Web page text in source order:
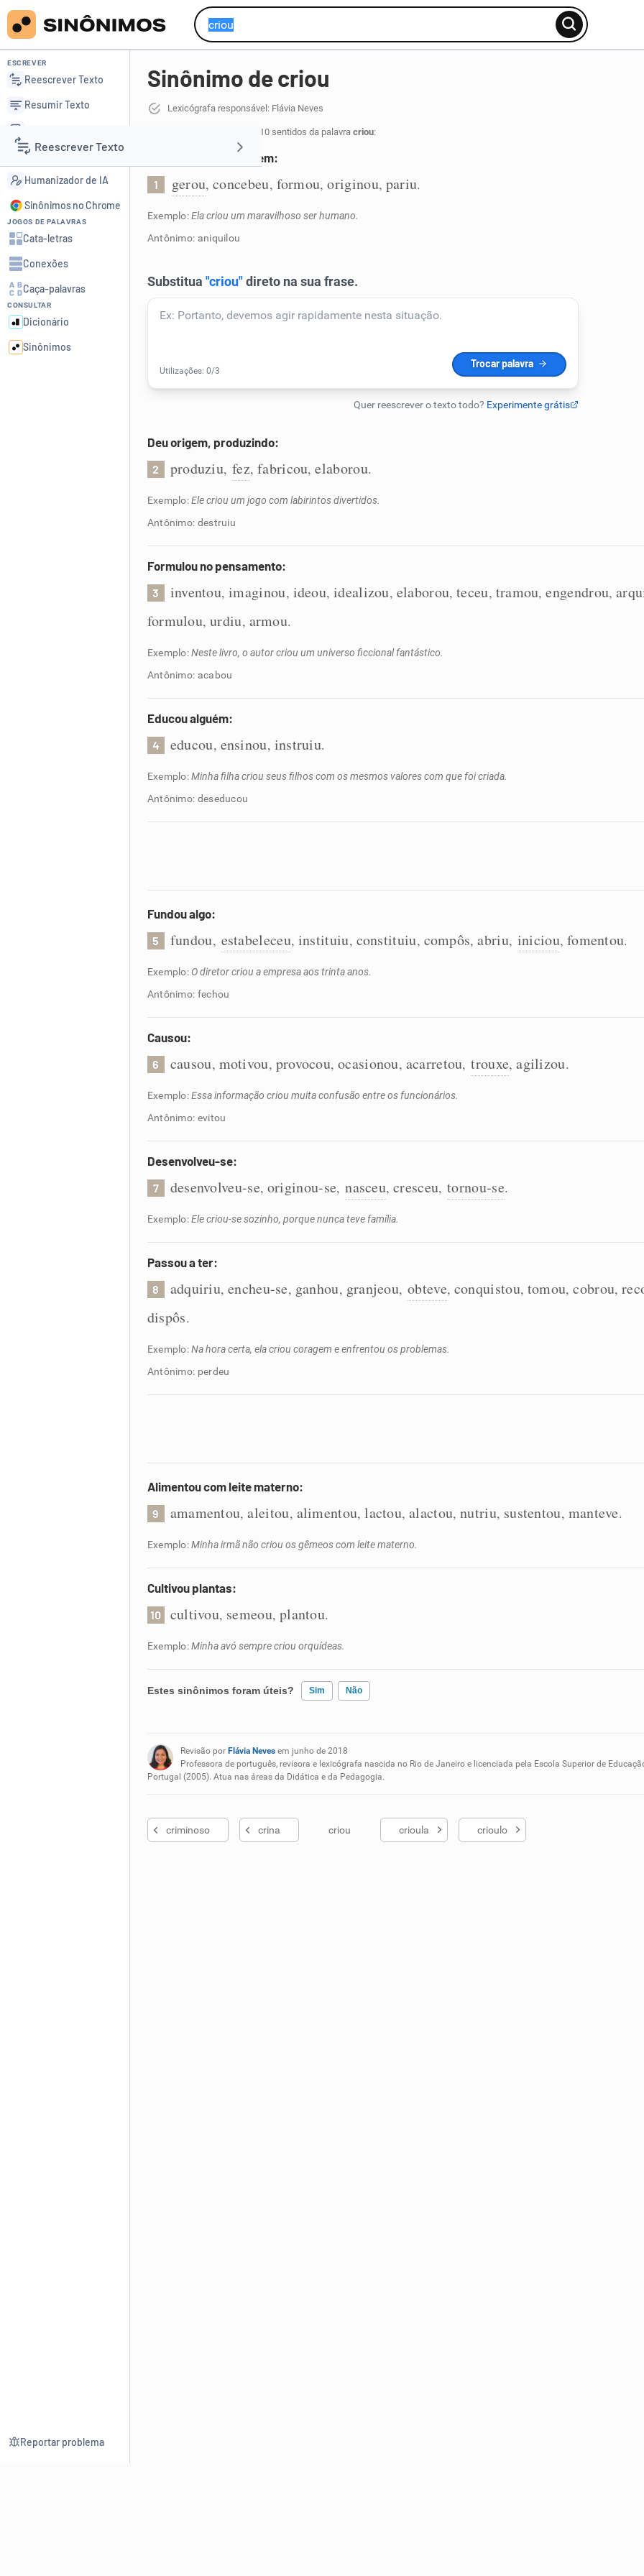
Reescrever Texto
Resumir Texto
Corrigir Texto
Detector de IA
Humanizador de IA
ESCREVER
Reescrever Texto
Resumir Texto
Detector de IA
Humanizador de IA
Sinônimos no Chrome
JOGOS DE PALAVRAS
Cata-letras
Conexões
Caça-palavras
CONSULTAR
Dicionário
Sinônimos
Reportar problema
Sinônimo de criou
Lexicógrafa responsável: Flávia Neves
para 10 sentidos da palavra criou:
Deu existência e origem:
1 gerou,concebeu, formou,originou, pariu.
Exemplo:Ela criou um maravilhoso ser humano.
Antônimo: aniquilou
Deu origem, produzindo:
2 produziu, fez, fabricou,elaborou.
Exemplo:Ele criou um jogo com labirintos divertidos.
Antônimo: destruiu
Formulou no pensamento:
3 inventou,imaginou, ideou, idealizou, elaborou,teceu, tramou,engendrou,
formulou,urdiu, armou.
Exemplo:Neste livro, o autor criou um universo ficcional fantástico.
Antônimo: acabou
Educou alguém:
4 educou, ensinou, instruiu.
Exemplo:Minha filha criou seus filhos com os mesmos valores com que foi criada.
Antônimo: deseducou
Fundou algo:
5 fundou, estabeleceu, instituiu, constituiu, compôs,abriu, iniciou, fomentou.
Exemplo: O diretor criou a empresa aos trinta anos.
Antônimo: fechou
Causou:
6 causou, motivou, provocou,ocasionou, acarretou, trouxe,agilizou.
Exemplo:Essa informação criou muita confusão entre os funcionários.
Antônimo: evitou
Desenvolveu-se:
7 desenvolveu-se, originou-se, nasceu,cresceu, tornou-se.
Exemplo:Ele criou-se sozinho, porque nunca teve família.
Passou a ter:
8 adquiriu,encheu-se, ganhou, granjeou, obteve, conquistou, tomou,cobrou,
dispôs.
Exemplo:Na hora certa, ela criou coragem e enfrentou os problemas.
Antônimo: perdeu
Alimentou com leite materno:
9 amamentou,aleitou, alimentou,lactou,alactou,nutriu, sustentou, manteve.
Exemplo:Minha irmã não criou os gêmeos com leite materno.
Cultivou plantas:
10 cultivou, semeou, plantou.
Exemplo:Minha avó sempre criou orquídeas.
Estes sinônimos foram úteis? Sim Não
Nenhum dos sinônimos apresentados me ajudou
Revisão por Flávia Nevesem junho de 2018
Professora de português, revisora e lexicógrafa nascida no Rio de Janeiro e licenciada pela Escola Superior de
Portugal (2005). Atua nas áreas da Didática e da Pedagogia.
criminoso crina criou crioula crioulo